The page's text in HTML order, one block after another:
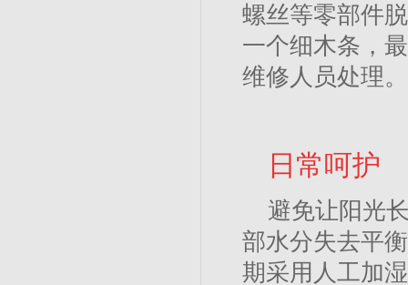
螺丝等零部件
一个细木条，
维修人员处理。
日常呵护
避免让阳光
部水分失去平
期采用人工加